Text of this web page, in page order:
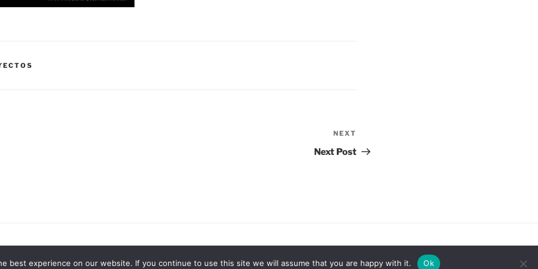
Post
NEXT
Next Post
best experience on our website. If you continue to use this site we will assume that you are happy with it. Ok